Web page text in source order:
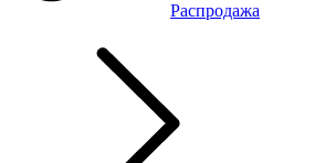
Распродажа